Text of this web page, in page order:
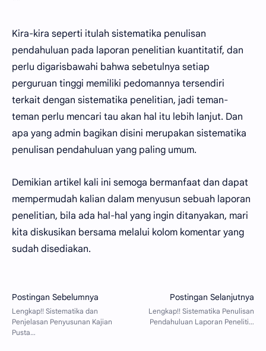
Kira-kira seperti itulah sistematika penulisan
pendahuluan pada laporan penelitian kuantitatif, dan
perlu digarisbawahi bahwa sebetulnya setiap
perguruan tinggi memiliki pedomannya tersendiri
terkait dengan sistematika penelitian, jadi teman-
teman perlu mencari tau akan hal itu lebih lanjut. Dan
apa yang admin bagikan disini merupakan sistematika
penulisan pendahuluan yang paling umum.
Demikian artikel kali ini semoga bermanfaat dan dapat
mempermudah kalian dalam menyusun sebuah laporan
penelitian, bila ada hal-hal yang ingin ditanyakan, mari
kita diskusikan bersama melalui kolom komentar yang
sudah disediakan.